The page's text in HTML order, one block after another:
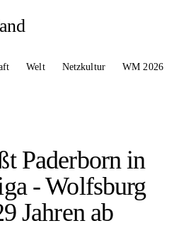
Welt Netzkultur WM 2026
Paderborn in
- Wolfsburg
Jahren ab